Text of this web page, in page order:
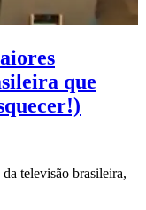
que
televisão brasileira,